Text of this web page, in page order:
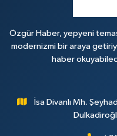
Özgür Haber, yepyeni
modernizmi bir araya
haber
İsa Divanlı Mh.